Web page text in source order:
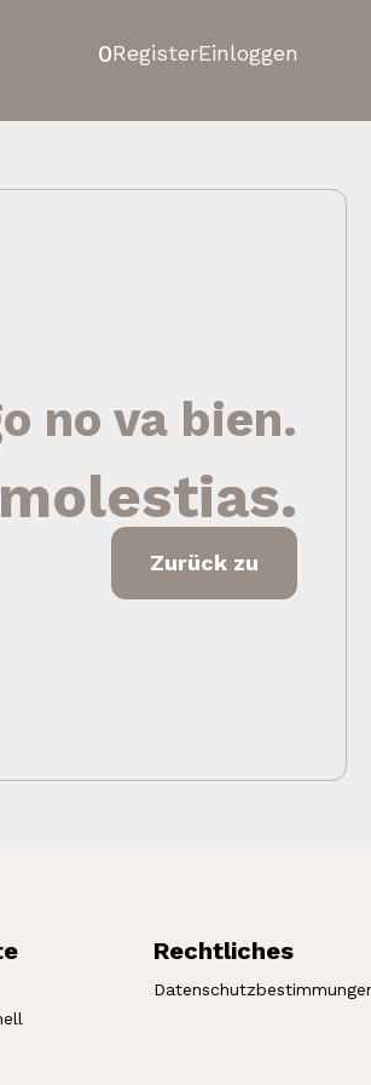
0RegisterEinloggen
no va bien.
Zurück zu
Rechtliches